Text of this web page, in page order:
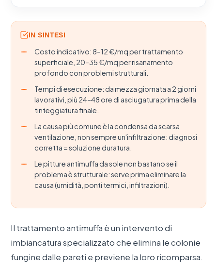
IN SINTESI
Costo indicativo: 8–12 €/mq per trattamento
superficiale, 20–35 €/mq per risanamento
profondo con problemi strutturali.
Tempi di esecuzione: da mezza giornata a 2 giorni
lavorativi, più 24–48 ore di asciugatura prima della
tinteggiatura finale.
La causa più comune è la condensa da scarsa
ventilazione, non sempre un'infiltrazione: diagnosi
corretta = soluzione duratura.
Le pitture antimuffa da sole non bastano se il
problema è strutturale: serve prima eliminare la
causa (umidità, ponti termici, infiltrazioni).
Il trattamento antimuffa è un intervento di
imbiancatura specializzato che elimina le colonie
fungine dalle pareti e previene la loro ricomparsa.